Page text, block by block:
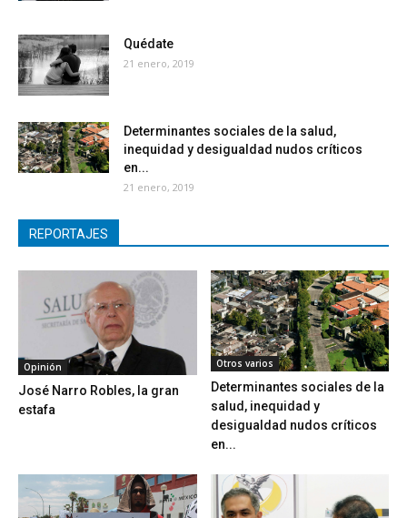
Quédate
21 enero, 2019
Determinantes sociales de la salud,
inequidad y desigualdad nudos críticos
en...
21 enero, 2019
REPORTAJES
Opinión
José Narro Robles, la gran
estafa
Otros varios
Determinantes sociales de la
salud, inequidad y
desigualdad nudos críticos
en...